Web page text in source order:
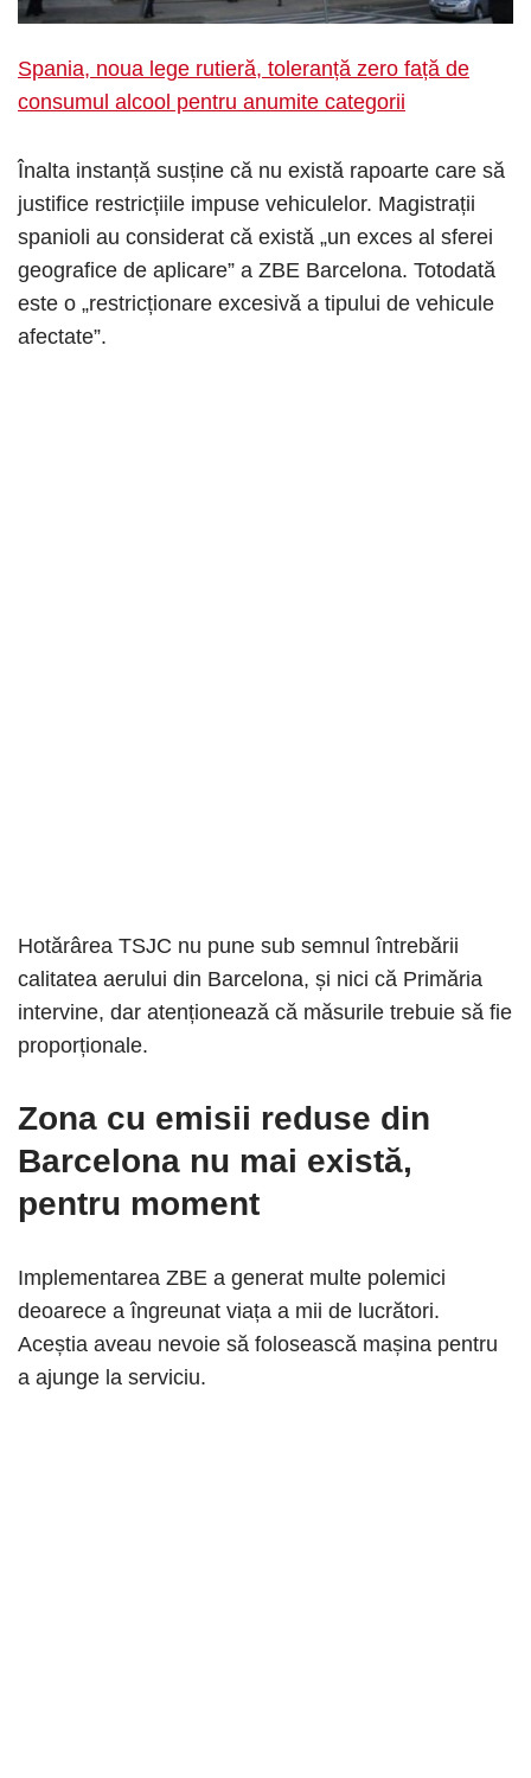
Spania, noua lege rutieră, toleranță zero față de
consumul alcool pentru anumite categorii
Înalta instanță susține că nu există rapoarte care să
justifice restricțiile impuse vehiculelor. Magistrații
spanioli au considerat că există „un exces al sferei
geografice de aplicare” a ZBE Barcelona. Totodată
este o „restricționare excesivă a tipului de vehicule
afectate”.
Hotărârea TSJC nu pune sub semnul întrebării
calitatea aerului din Barcelona, și nici că Primăria
intervine, ​​dar atenționează că măsurile trebuie să fie
proporționale.
Zona cu emisii reduse din
Barcelona nu mai există,
pentru moment
Implementarea ZBE a generat multe polemici
deoarece a îngreunat viața a mii de lucrători.
Aceștia aveau nevoie să folosească mașina pentru
a ajunge la serviciu.